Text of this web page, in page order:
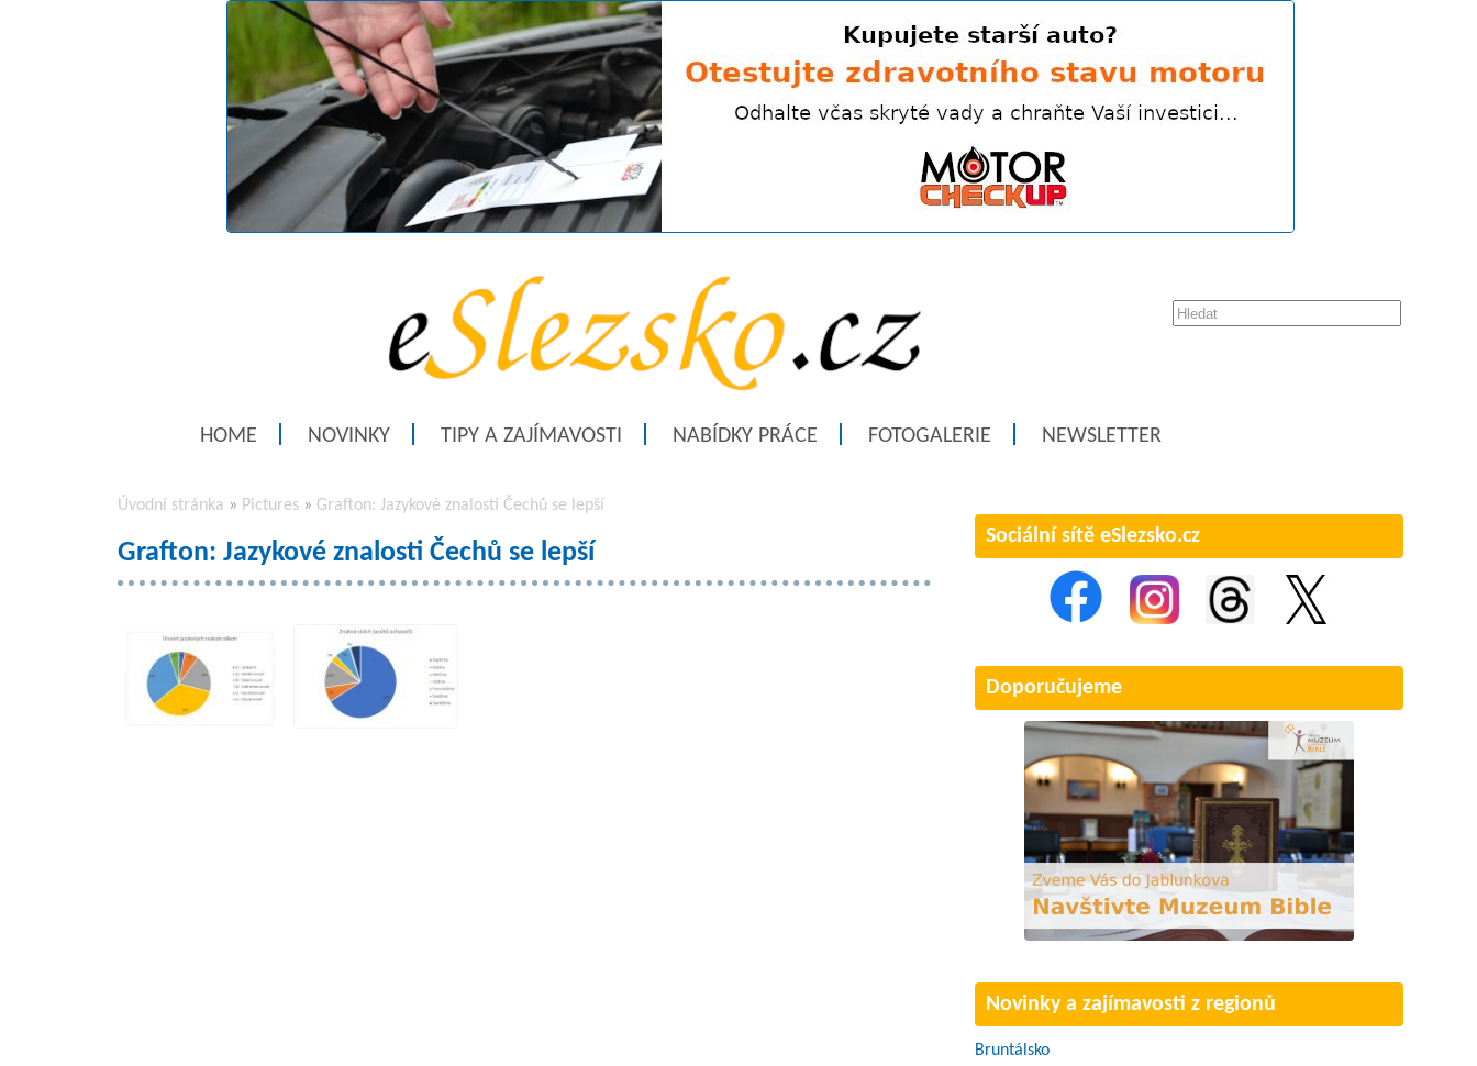
HOME NOVINKY TIPY A ZAJÍMAVOSTI NABÍDKY PRÁCE FOTOGALERIE NEWSLETTER
Úvodní stránka » Pictures » Grafton: Jazykové znalosti Čechů se lepší
Grafton: Jazykové znalosti Čechů se lepší
Sociální sítě eSlezsko.cz
Doporučujeme
Novinky a zajímavosti z regionů
Bruntálsko